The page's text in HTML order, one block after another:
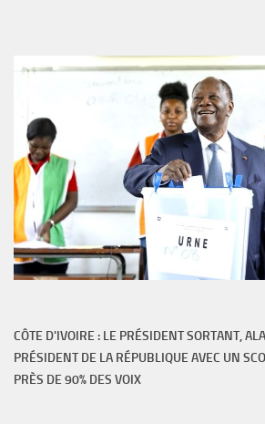
CÔTE D'IVOIRE : LE PRÉSIDENT SORTANT,
PRÉSIDENT DE LA RÉPUBLIQUE AVEC UN
PRÈS DE 90% DES VOIX